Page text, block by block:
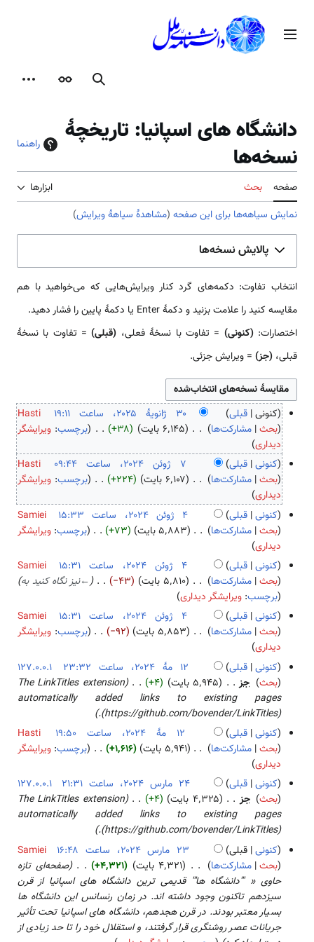
محتوامنوی اصلی
جستجوظاهر
دانشگاه های اسپانیا: تاریخچهٔ
نسخه‌ها
راهنما
صفحه بحث
ابزارها
نمایش سیاهه‌ها برای این صفحه (مشاهدهٔ سیاههٔ ویرایش)
پالایش نسخه‌ها
انتخاب تفاوت: دکمه‌های گرد کنار ویرایش‌هایی که می‌خواهید با هم
مقایسه کنید را علامت بزنید و دکمهٔ Enter یا دکمهٔ پایین را فشار دهید.
اختصارات:(کنونی) = تفاوت با نسخهٔ فعلی، (قبلی)= تفاوت با نسخهٔ
قبلی، (جز) = ویرایش جزئی.
کنونی قبلی
Hasti
بحث مشارکت‌ها ۶٬۱۴۵ بایت
+۳۸
ب
د
و
ن
خ
ل
ا
ص
ۀ
و
ی
ر
ا
ی
ش
برچسب: ویرایشگر
دیداری
کنونی قبلی
Hasti
بحث مشارکت‌ها ۶٬۱۰۷ بایت
+۲۲۴
ب
د
و
ن
ل
ا
ص
ۀ
و
ی
ر
ا
ی
ش
برچسب: ویرایشگر
دیداری
کنونی قبلی
Samiei
بحث مشارکت‌ها ۵٬۸۸۳ بایت
+۷۳
ب
د
و
ن
خ
ل
ا
ص
ۀ
و
ی
ر
ا
ی
ش
برچسب: ویرایشگر
دیداری
کنونی قبلی
Samiei
بحث مشارکت‌ها ۵٬۸۱۰ بایت −۴۳ ←نیز نگاه کنید به
برچسب:ویرایشگر دیداری
کنونی قبلی
Samiei
بحث مشارکت‌ها ۵٬۸۵۳ بایت
−۹۲
ب
د
و
ن
خ
ا
ص
ۀ
و
ی
ر
ا
ی
ش
برچسب: ویرایشگر
دیداری
هٔ
کنونی قبلی
127.0.0.1
بحث
جز ۵٬۹۴۵ بایت +۴
The LinkTitles extension
automatically added links to existing pages
(https://github.com/bovender/LinkTitles).
کنونی قبلی
Hasti
بحث مشارکت‌ها ۵٬۹۴۱ بایت
+۱٬۶۱۶
ب
د
و
ن
خ
ا
ص
ۀ
و
ی
ر
برچسب: ویرایشگر
دیداری
کنونی قبلی ‏۲۴ مارس ۲۰۲۴، ساعت ۲۱:۳۱
127.0.0.1
بحث جز ۴٬۳۲۵ بایت +۴
The LinkTitles extension
automatically added links to existing pages
(https://github.com/bovender/LinkTitles).
کنونی قبلی
Samiei
بحث مشارکت‌ها ۴٬۳۲۱ بایت +۴٬۳۲۱
صفحه‌ای تازه
حاوی « '''دانشگاه ها''' قدیمی ترین دانشگاه های اسپانیا از قرن
سیزدهم تاکنون وجود داشته اند. در زمان رنسانس این دانشگاه ها
بسیار معتبر بودند. در قرن هجدهم، دانشگاه های اسپانیا تحت تأثیر
جریانات عصر روشنگری قرار گرفتند، و استقلال خود را تا حد زیادی از